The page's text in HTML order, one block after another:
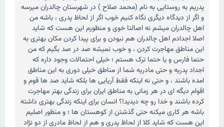
پدریم به روستایی به نام (محمد صلاح ) در شهرستان چالدران میرسه
و اگر از دیدگاه دیگری نگاه کنیم خوب اگر از لحاظ پدری ، باشه من
اهل چالدران میشم نه اصالتا خوی و منظورم این هست که شاید
اصلا اجدادم اهل چالدران هم نبودن و برای پیدا کردن مکان بهتری به
این مناطق مهاجرت کردن ، و خوب نمیشه صد در صد بگیم که من
حتما فارس و یا حتما ترک هستم ؛ خیلی احتمالات وجود داره که
اجداد پدریه و حتی مادریه شما از مناطق خیلی دوری به این مناطق
امده باشند ، و حتی نه اینکه فقط آریایی ها بلکه شاید صد ها قوم و
اقوام دیگه ای در هر زمانی به مناطق ایران برای زندگی بهتر مهاجرت
کرده باشند و خدا رو چه دیدید!؟ انسان برای اینکه زندگی بهتری داشته
باشه هر کاری میکنه حتی گذشتن از کوهستان ها ؛ و منظور اصلیم
این هست که شاید کلا از لحاظ پدری و هم از لحاظ مادری از دو نژاد